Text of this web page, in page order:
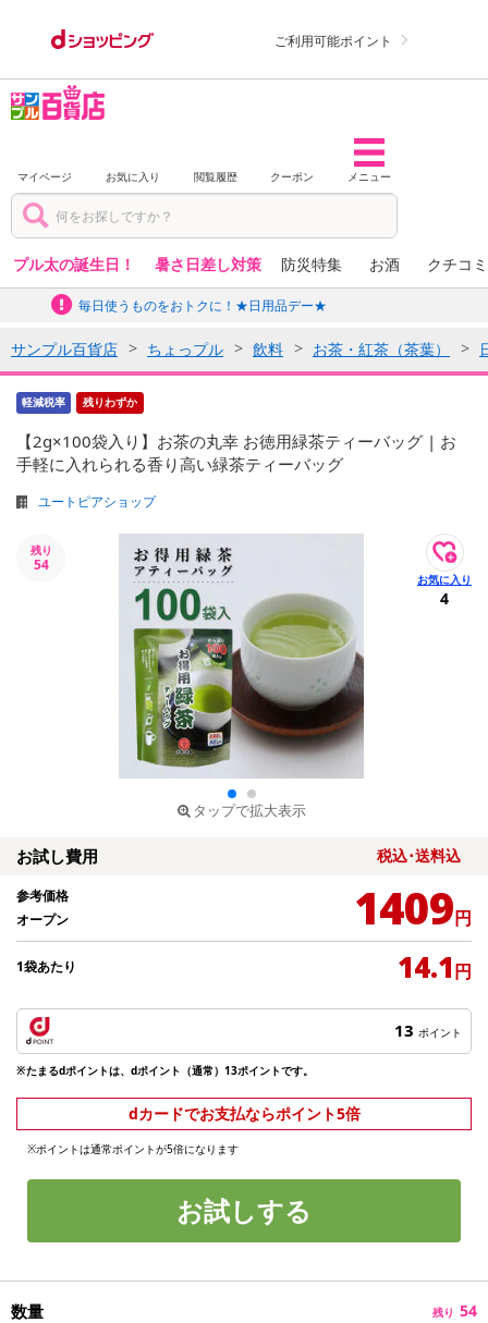
ご利用可能ポイント
マイページ お気に入り 閲覧履歴 クーポン メニュー
プル太の誕生日！ 暑さ日差し対策 防災特集 お酒 クチコ
毎日使うものをおトクに！★日用品デー★
サンプル百貨店 ちょっプル 飲料 お茶・紅茶（茶葉）
軽減税率 残りわずか
【2g×100袋入り】お茶の丸幸 お徳用緑茶ティーバッグ | お
手軽に入れられる香り高い緑茶ティーバッグ
ユートピアショップ
残り
54
タップで拡大表示
4
お試し費用 税込･送料込
参考価格
オープン
1409円
1袋あたり 14.1円
13 ポイント
※たまるdポイントは、dポイント（通常）13ポイントです。
dカードでお支払ならポイント5倍
※ポイントは通常ポイントが5倍になります
お試しする
数量 残り 54